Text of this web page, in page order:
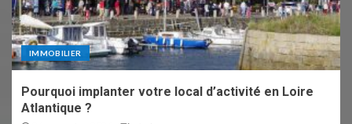
IMMOBILIER
Pourquoi implanter votre local d’activité en Loire
Atlantique ?